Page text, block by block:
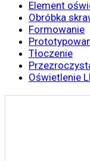
Element
Obróbka
Formowanie
Tłoczenie
Oświetlenie